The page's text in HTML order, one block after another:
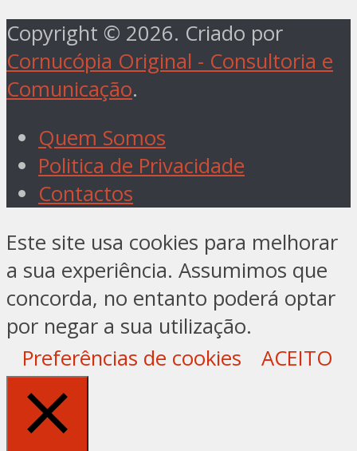
Copyright © 2026. Criado por
Cornucópia Original - Consultoria e
Comunicação.
Quem Somos
Politica de Privacidade
Contactos
Este site usa cookies para melhorar
a sua experiência. Assumimos que
concorda, no entanto poderá optar
por negar a sua utilização.
Preferências de cookies
ACEITO